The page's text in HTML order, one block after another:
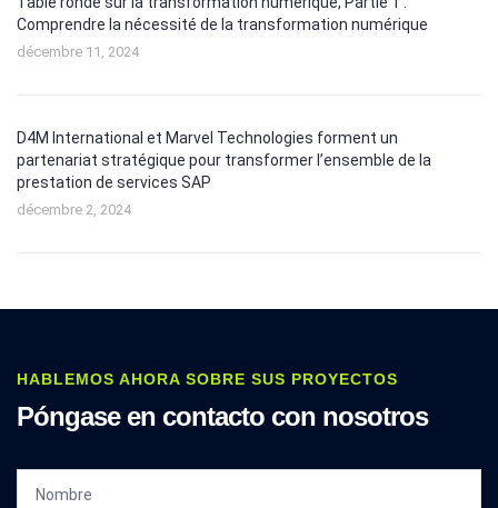
Comprendre la nécessité de la transformation numérique
décembre 11, 2024
D4M International et Marvel Technologies forment un
partenariat stratégique pour transformer l’ensemble de la
prestation de services SAP
décembre 2, 2024
HABLEMOS AHORA SOBRE SUS PROYECTOS
Póngase en contacto con nosotros